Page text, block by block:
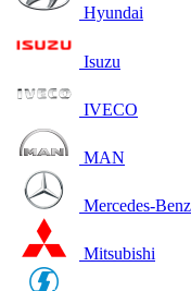
Hyundai
Isuzu
IVECO
MAN
Mercedes-Benz
Mitsubishi